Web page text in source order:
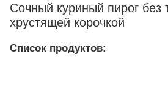
Сочный куриный пирог без
хрустящей корочкой
Список продуктов: